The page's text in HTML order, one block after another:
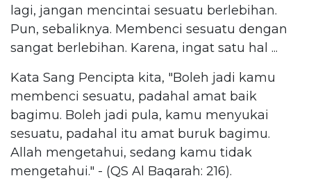
lagi, jangan mencintai sesuatu berlebihan.
Pun, sebaliknya. Membenci sesuatu dengan
sangat berlebihan. Karena, ingat satu hal ...
Kata Sang Pencipta kita, "Boleh jadi kamu
membenci sesuatu, padahal amat baik
bagimu. Boleh jadi pula, kamu menyukai
sesuatu, padahal itu amat buruk bagimu.
Allah mengetahui, sedang kamu tidak
mengetahui." - (QS Al Baqarah: 216).